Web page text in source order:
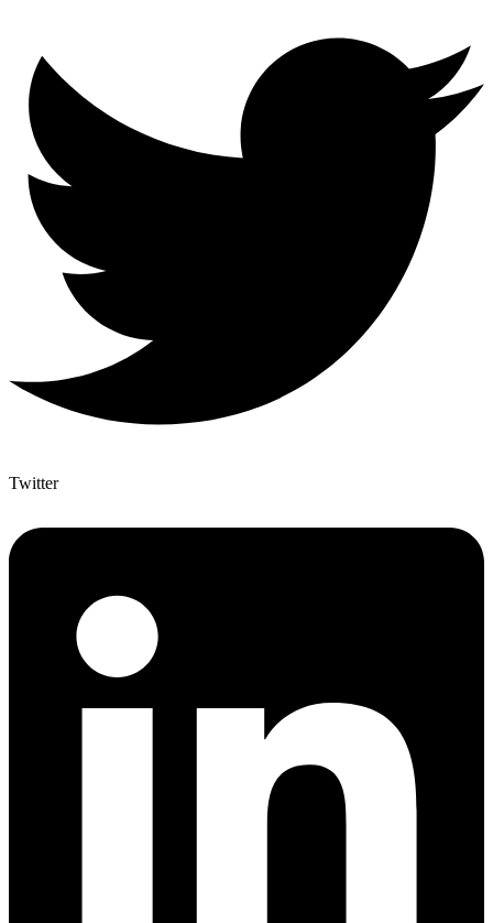
Twitter